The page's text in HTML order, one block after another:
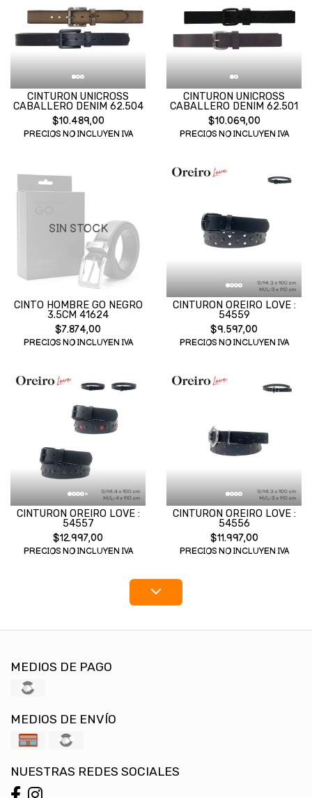
CINTURON UNICROSS
CABALLERO DENIM 62.504
$10.489,00
PRECIOS NO INCLUYEN IVA
CINTURON UNICROSS
CABALLERO DENIM 62.501
$10.069,00
PRECIOS NO INCLUYEN IVA
SIN STOCK
CINTO HOMBRE GO NEGRO
3.5CM 41624
$7.874,00
PRECIOS NO INCLUYEN IVA
CINTURON OREIRO LOVE :
54559
$9.597,00
PRECIOS NO INCLUYEN IVA
CINTURON OREIRO LOVE :
54557
$12.997,00
PRECIOS NO INCLUYEN IVA
CINTURON OREIRO LOVE :
54556
$11.997,00
PRECIOS NO INCLUYEN IVA
MEDIOS DE PAGO
MEDIOS DE ENVÍO
NUESTRAS REDES SOCIALES